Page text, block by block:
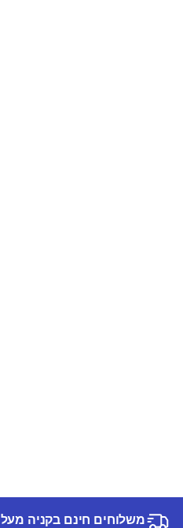
משלוחים חינם בקניה מעל 249 ש"ח